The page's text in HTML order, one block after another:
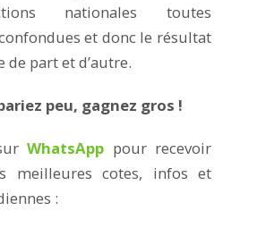
nationales toutes
et donc le résultat
de part et d’autre.
peu, gagnez gros !
WhatsApp pour recevoir
meilleures cotes, infos et
: